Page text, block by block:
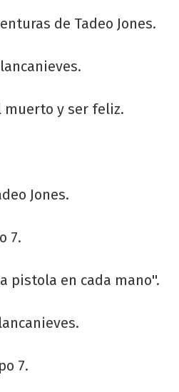
de Tadeo Jones.
muerto y ser feliz.
Jones.
7.
pistola en cada mano''.
7.